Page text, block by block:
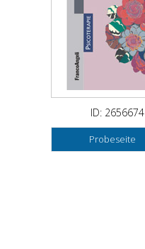
ID: 2656674
Probeseite